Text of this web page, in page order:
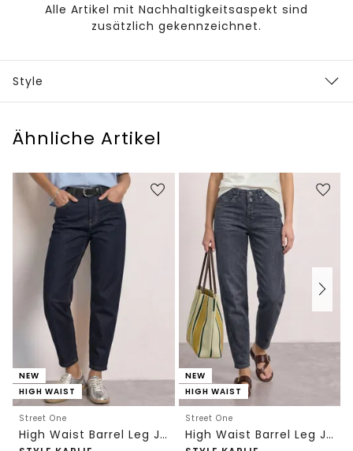
Alle Artikel mit Nachhaltigkeitsaspekt sind
zusätzlich gekennzeichnet.
Style
Ähnliche Artikel
NEW
HIGH WAIST
Street One
High Waist Barrel Leg Jeans im Loose Fit
NEW
HIGH WAIST
Street One
High Waist Barrel Leg Jeans im Loose Fit